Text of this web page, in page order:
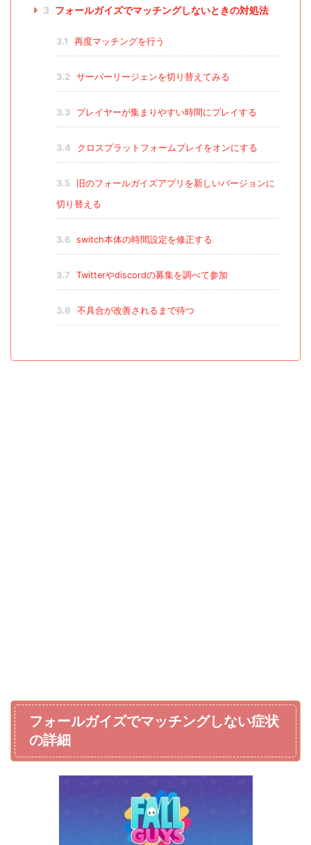
3 フォールガイズでマッチングしないときの対処法
3.1 再度マッチングを行う
3.2 サーバーリージェンを切り替えてみる
3.3 プレイヤーが集まりやすい時間にプレイする
3.4 クロスプラットフォームプレイをオンにする
3.5
旧のフォールガイズアプリを新しいバージョンに
切り替える
3.6 switch本体の時間設定を修正する
3.7 Twitterやdiscordの募集を調べて参加
3.8 不具合が改善されるまで待つ
フォールガイズでマッチングしない症状
の詳細